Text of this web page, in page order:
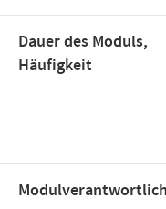
Dauer des Moduls,
Häufigkeit